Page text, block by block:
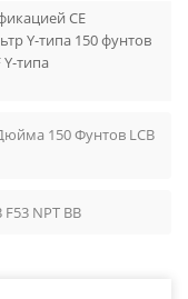
CE
Y-типа 150 фунтов
типа
150 Фунтов LCB
NPT BB